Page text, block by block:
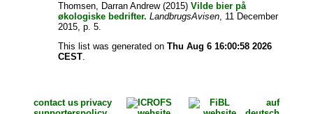
Thomsen, Darran Andrew(2015)Vilde bier på
økologiske bedrifter. LandbrugsAvisen, 11 December
2015, p. 5.
This list was generated onThu Aug 6 16:00:58 2026
CEST.
contact us privacy
auf